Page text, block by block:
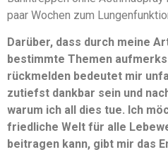
paar Wochen zum
Darüber, dass durch meine
bestimmte Themen
rückmelden bedeutet mir
zutiefst dankbar sein und
warum ich all dies tue. Ich
friedliche Welt für alle
beitragen kann, gibt mir das